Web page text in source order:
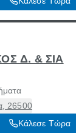
Δ. & ΣΙΑ
26500
Κάλεσε Τώρα